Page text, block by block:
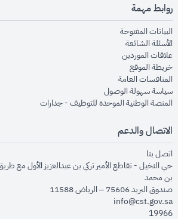
روابط مهمة
البيانات المفتوحةopens in new window
الأسئلة الشائعةopens in new window
علاقات الموردينopens in new window
خريطة الموقعopens in new window
المنافسات العامةopens in new window
سياسة سهولة الوصولopens in new window
المنصة الوطنية الموحدة للتوظيف - جداراتwindow
الاتصال والدعم
اتصل بنا
حي النخيل - تقاطع الأمير تركي بن عبدالعزيز الأول مع
بن محمد
صندوق البريد 75606 – الرياض 11588
info@cst.gov.sa
19966